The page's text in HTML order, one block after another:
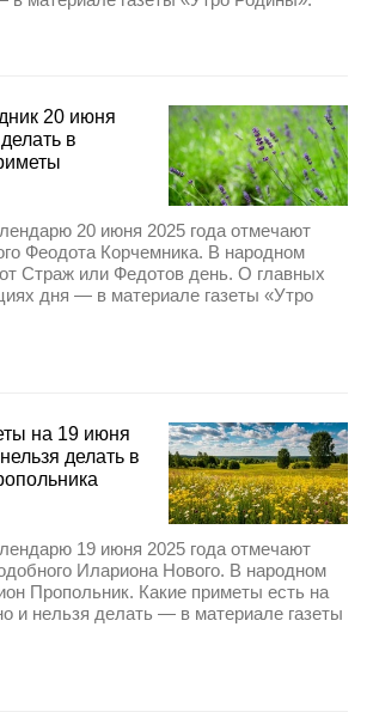
20 июня
в
20 июня 2025 года отмечают
Феодота Корчемника. В народном
Страж или Федотов день. О главных
дня — в материале газеты «Утро
на 19 июня
делать в
19 июня 2025 года отмечают
Илариона Нового. В народном
Пропольник. Какие приметы есть на
и нельзя делать — в материале газеты